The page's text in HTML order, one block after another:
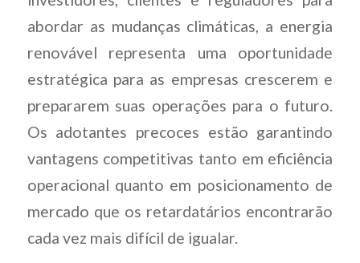
abordar as mudanças climáticas, a energia
renovável representa uma oportunidade
estratégica para as empresas crescerem e
prepararem suas operações para o futuro.
Os adotantes precoces estão garantindo
vantagens competitivas tanto em eficiência
operacional quanto em posicionamento de
mercado que os retardatários encontrarão
cada vez mais difícil de igualar.